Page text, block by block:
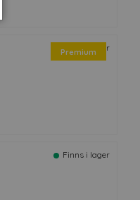
Premium
Finns i lager
Finns i lager